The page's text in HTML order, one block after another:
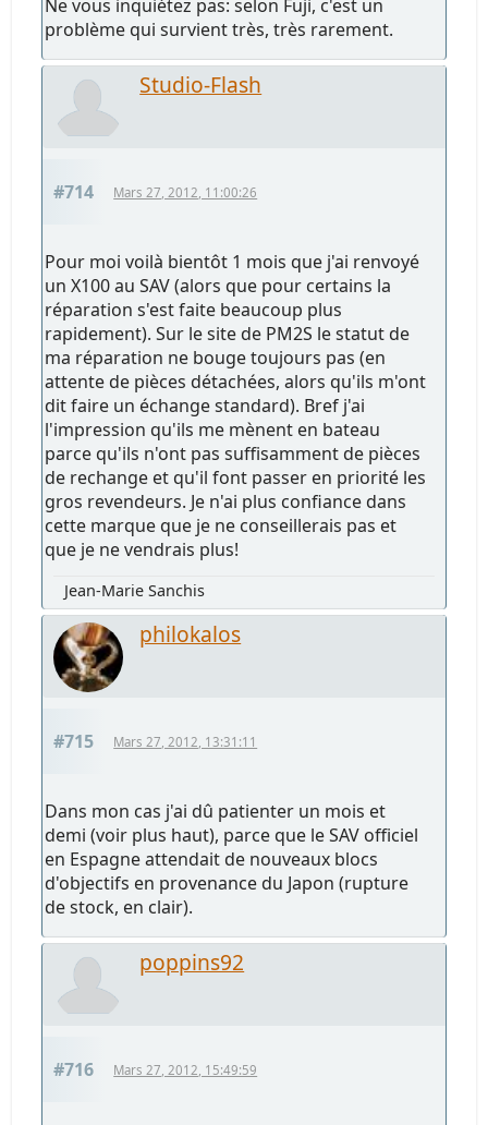
Ne vous inquiétez pas: selon Fuji, c'est un
problème qui survient très, très rarement.
Studio-Flash
#714 Mars 27, 2012, 11:00:26
Pour moi voilà bientôt 1 mois que j'ai renvoyé
un X100 au SAV (alors que pour certains la
réparation s'est faite beaucoup plus
rapidement). Sur le site de PM2S le statut de
ma réparation ne bouge toujours pas (en
attente de pièces détachées, alors qu'ils m'ont
dit faire un échange standard). Bref j'ai
l'impression qu'ils me mènent en bateau
parce qu'ils n'ont pas suffisamment de pièces
de rechange et qu'il font passer en priorité les
gros revendeurs. Je n'ai plus confiance dans
cette marque que je ne conseillerais pas et
que je ne vendrais plus!
Jean-Marie Sanchis
philokalos
#715 Mars 27, 2012, 13:31:11
Dans mon cas j'ai dû patienter un mois et
demi (voir plus haut), parce que le SAV officiel
en Espagne attendait de nouveaux blocs
d'objectifs en provenance du Japon (rupture
de stock, en clair).
poppins92
#716 Mars 27, 2012, 15:49:59